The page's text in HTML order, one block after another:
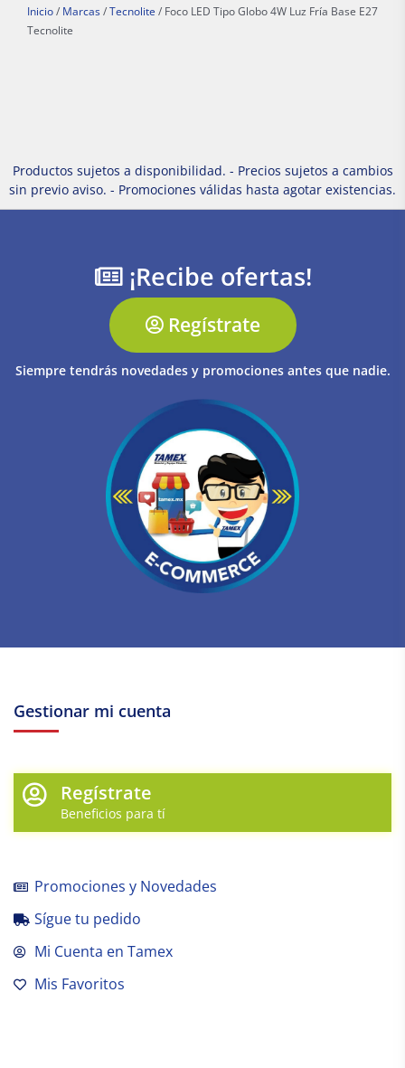
Inicio / Marcas / Tecnolite / Foco LED Tipo Globo 4W Luz Fría Base E27
Tecnolite
Productos sujetos a disponibilidad. - Precios sujetos a cambios
sin previo aviso. - Promociones válidas hasta agotar existencias.
¡Recibe ofertas!
Regístrate
Siempre tendrás novedades y promociones antes que nadie.
Gestionar mi cuenta
Regístrate
Beneficios para tí
Promociones y Novedades
Sígue tu pedido
Mi Cuenta en Tamex
Mis Favoritos